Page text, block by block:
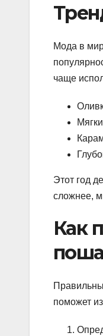
Мода в
чаще
Этот год
сложнее,
Как
поможет